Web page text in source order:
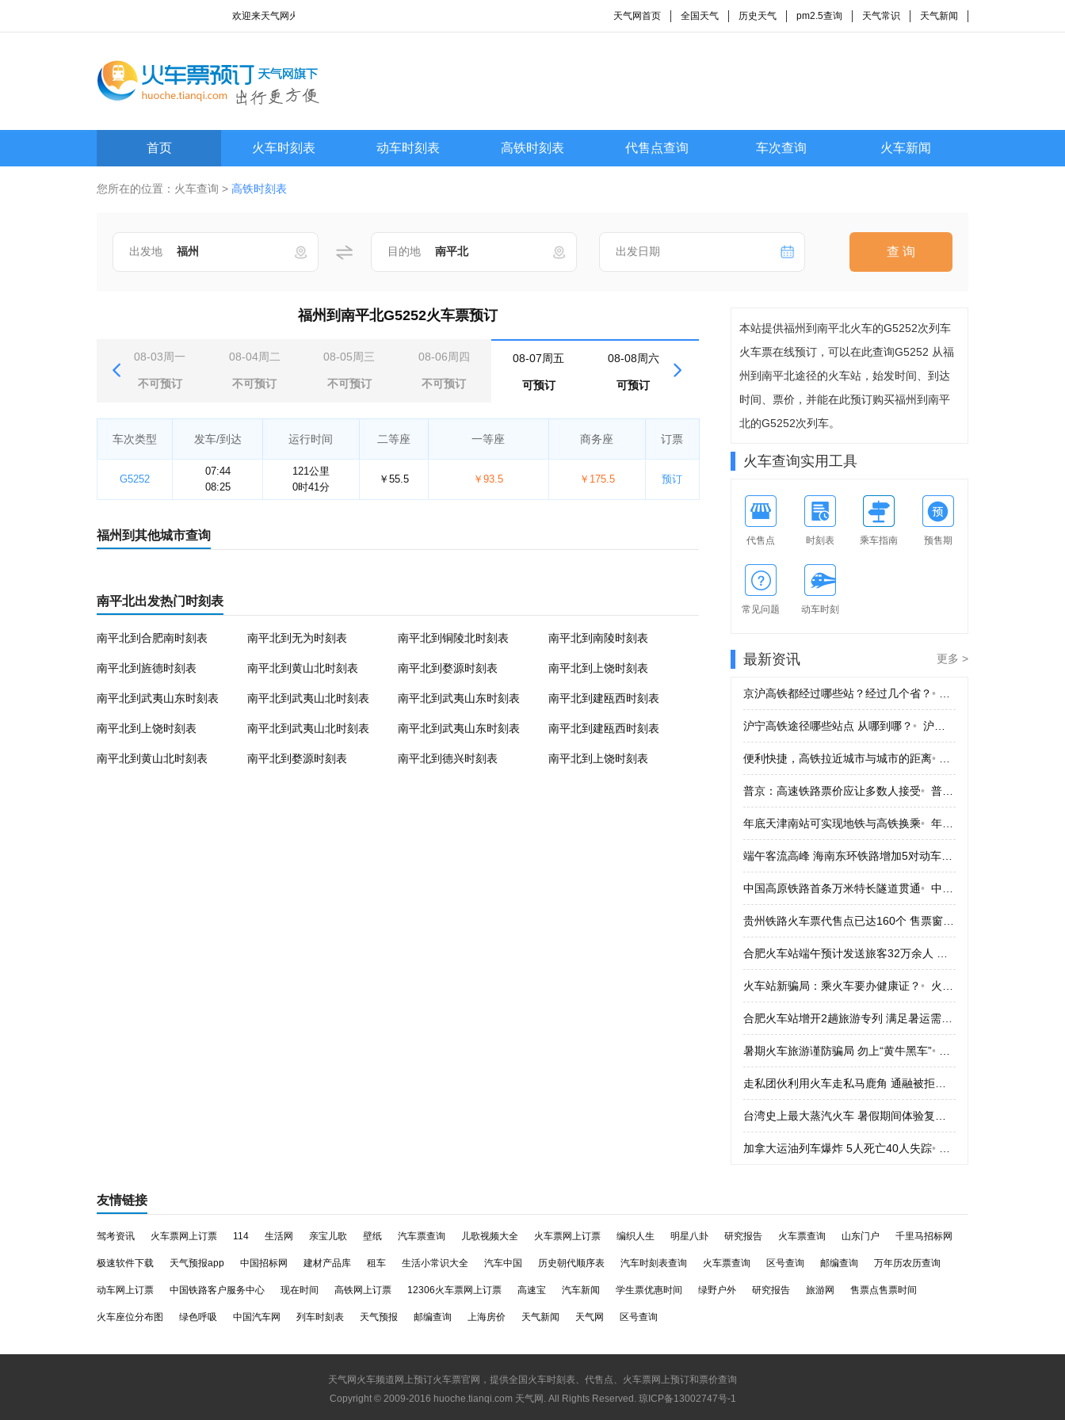
欢迎来天气网火车查询频道! 天气网首页 全国天气 历史天气 pm2.5查询 天气常识 天气新闻
首页 火车时刻表 动车时刻表 高铁时刻表 代售点查询 车次查询 火车新闻
您所在的位置： 火车查询 > 高铁时刻表
出发地 目的地 出发日期 查 询
福州到南平北G5252火车票预订
08-03周一
不可预订
08-04周二
不可预订
08-05周三
不可预订
08-06周四
不可预订
08-07周五
可预订
08-08周六
可预订
08-09周日
可预订
车次类型 发车/到达 运行时间 二等座 一等座 商务座 订票
G5252
07:44
08:25
121公里
0时41分
￥55.5 ￥93.5 ￥175.5 预订
福州到其他城市查询
南平北出发热门时刻表
南平北到合肥南时刻表 南平北到无为时刻表 南平北到铜陵北时刻表 南平北到南陵时刻表
南平北到旌德时刻表 南平北到黄山北时刻表 南平北到婺源时刻表 南平北到上饶时刻表
南平北到武夷山东时刻表 南平北到武夷山北时刻表 南平北到武夷山东时刻表 南平北到建瓯西时刻表
南平北到上饶时刻表 南平北到武夷山北时刻表 南平北到武夷山东时刻表 南平北到建瓯西时刻表
南平北到黄山北时刻表 南平北到婺源时刻表 南平北到德兴时刻表 南平北到上饶时刻表
本站提供福州到南平北火车的G5252次列车
火车票在线预订，可以在此查询G5252 从福
州到南平北途径的火车站，始发时间、到达
时间、票价，并能在此预订购买福州到南平
北的G5252次列车。
火车查询实用工具
代售点 时刻表 乘车指南 预售期
常见问题 动车时刻
最新资讯 更多 >
京沪高铁都经过哪些站？经过几个省？•
沪宁高铁途径哪些站点 从哪到哪？• 沪宁高铁途径哪些站点 从哪到哪？
便利快捷，高铁拉近城市与城市的距离•
普京：高速铁路票价应让多数人接受• 普京：高速铁路票价应让多数人接受
年底天津南站可实现地铁与高铁换乘• 年底天津南站可实现地铁与高铁换乘
中国高原铁路首条万米特长隧道贯通• 中国高原铁路首条万米特长隧道贯通
火车站新骗局：乘火车要办健康证？• 火车站新骗局：乘火车要办健康证？
暑期火车旅游谨防骗局 勿上“黄牛黑车”•
加拿大运油列车爆炸 5人死亡40人失踪•
友情链接
驾考资讯 火车票网上订票 114 生活网 亲宝儿歌 壁纸 汽车票查询 儿歌视频大全 火车票网上订票 编织人生 明星八卦 研究报告 火车票查询 山东门户 千里马招标网
极速软件下载 天气预报app 中国招标网 建材产品库 租车 生活小常识大全 汽车中国 历史朝代顺序表 汽车时刻表查询 火车票查询 区号查询 邮编查询 万年历农历查询
动车网上订票 中国铁路客户服务中心 现在时间 高铁网上订票 12306火车票网上订票 高速宝 汽车新闻 学生票优惠时间 绿野户外 研究报告 旅游网 售票点售票时间
火车座位分布图 绿色呼吸 中国汽车网 列车时刻表 天气预报 邮编查询 上海房价 天气新闻 天气网 区号查询
天气网火车频道网上预订火车票官网，提供全国火车时刻表、代售点、火车票网上预订和票价查询
Copyright © 2009-2016 huoche.tianqi.com 天气网 . All Rights Reserved. 琼ICP备13002747号-1